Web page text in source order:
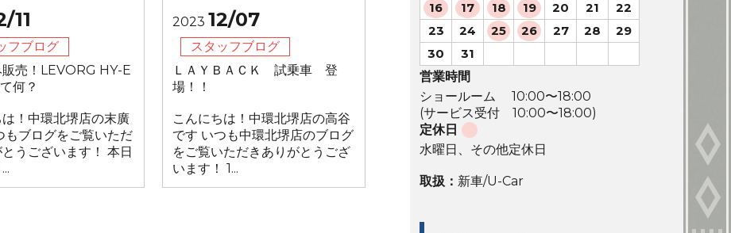
11
フブログ
売！LEVORG HY-E
何？
は！中環北堺店の末廣
もブログをご覧いただ
うございます！ 本日
2023 12/07
スタッフブログ
ＬＡＹＢＡＣＫ 試乗車 登
場！！
こんにちは！中環北堺店の高谷
です いつも中環北堺店のブログ
をご覧いただきありがとうござ
います！ 1...
16
17 18 19 20 21
22
23
24 25 26 27 28
29
30
31
営業時間
ショールーム 10:00〜18:00
(サービス受付 10:00〜18:00)
定休日
水曜日、その他定休日
取扱： 新車/U-Car